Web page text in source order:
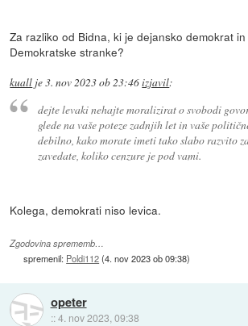
Za razliko od Bidna, ki je dejansko demokrat
Demokratske stranke?
kuall je3. nov 2023 ob 23:46izjavil:
dejte levaki nehajte moralizirat o svobodi
glede na vaše poteze zadnjih let in vaše
debilno, kako morate imeti tako slabo razvito
zavedate, koliko cenzure je pod vami.
Kolega, demokrati niso levica.
Zgodovina sprememb…
spremenil: Poldi112(4. nov 2023 ob 09:38)
opeter
::4. nov 2023, 09:38